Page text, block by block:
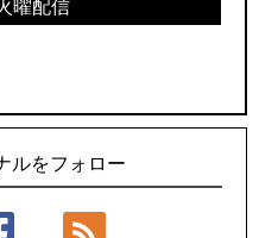
ローンへ、トピアが大型機と
で「復活の花火」打ち上げ、
動した支援企画
ドローン
曜配信
ルをフォロー